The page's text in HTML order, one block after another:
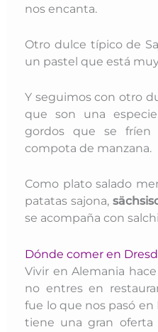
nos encanta.
Otro dulce típico de
un pastel que está
Y seguimos con otro
que son una
gordos que se fríen
compota de manzana.
Como plato salado
patatas sajona,
se acompaña con
Dónde comer en
Vivir en Alemania
no entres en
fue lo que nos pasó
tiene una gran oferta